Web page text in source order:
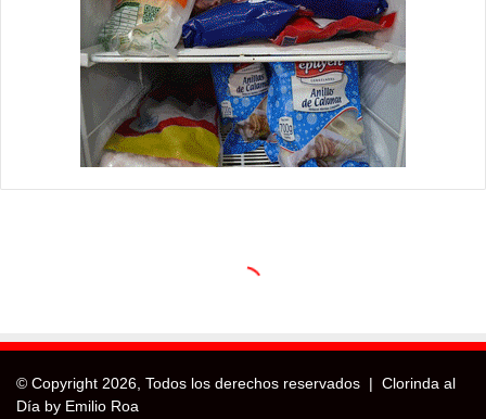
© Copyright 2026, Todos los derechos reservados | Clorinda al
Día by Emilio Roa